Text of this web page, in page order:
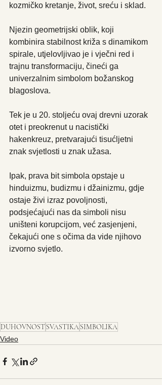
kozmičko kretanje, život, sreću i sklad.
Njezin geometrijski oblik, koji
kombinira stabilnost križa s dinamikom
spirale, utjelovljivao je i vječni red i
trajnu transformaciju, čineći ga
univerzalnim simbolom božanskog
blagoslova.
Tek je u 20. stoljeću ovaj drevni uzorak
otet i preokrenut u nacistički
hakenkreuz, pretvarajući tisućljetni
znak svjetlosti u znak užasa.
Ipak, prava bit simbola opstaje u
hinduizmu, budizmu i džainizmu, gdje
ostaje živi izraz povoljnosti,
podsjećajući nas da simboli nisu
uništeni korupcijom, već zasjenjeni,
čekajući one s očima da vide njihovo
izvorno svjetlo.
DUHOVNOSTSVASTIKASIMBOLIKA
Video